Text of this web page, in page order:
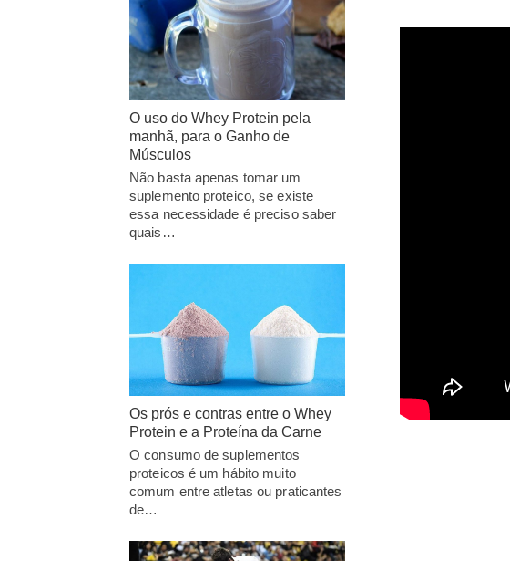
O uso do Whey Protein pela
manhã, para o Ganho de
Músculos
Não basta apenas tomar um
suplemento proteico, se existe
essa necessidade é preciso saber
quais…
Os prós e contras entre o Whey
Protein e a Proteína da Carne
O consumo de suplementos
proteicos é um hábito muito
comum entre atletas ou praticantes
de…